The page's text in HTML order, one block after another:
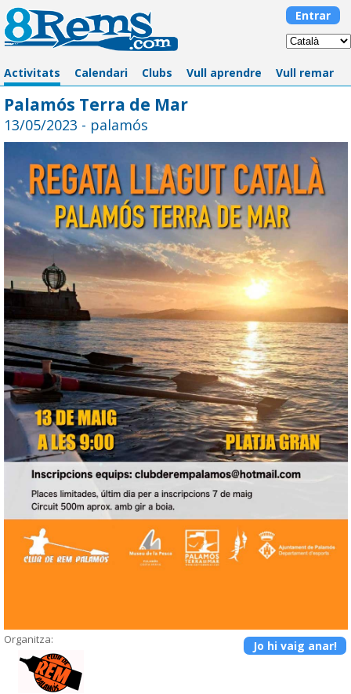
Palamós Terra de Mar
13/05/2023 - palamós
Organitza: Jo hi vaig anar!
Entrar
Activitats Calendari Clubs Vull aprendre Vull remar